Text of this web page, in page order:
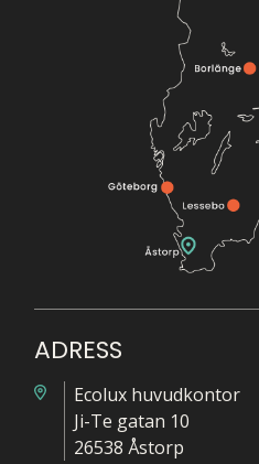
ADRESS
Ecolux huvudkontor
Ji-Te gatan 10
26538 Åstorp